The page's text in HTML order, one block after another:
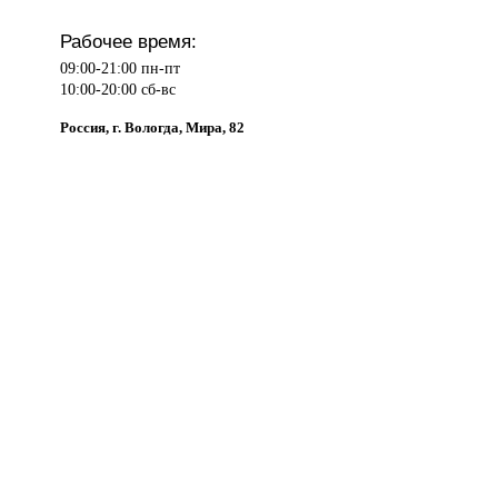
Рабочее время:
09:00-21:00 пн-пт
10:00-20:00 сб-вс
Россия, г. Вологда, Мира, 82